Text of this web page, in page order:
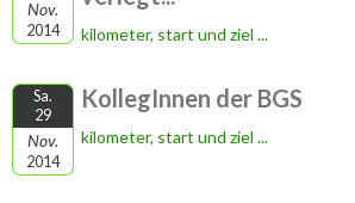
Nov.
2014 kilometer, start und ziel ...
Sa.
29
Nov.
2014
KollegInnen der BGS
kilometer, start und ziel ...